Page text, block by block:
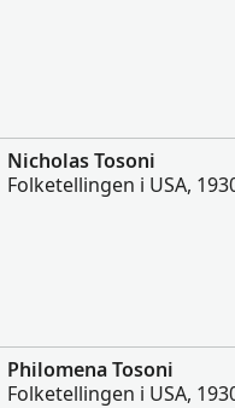
Nicholas Tosoni
Folketellingen i USA,
Philomena Tosoni
Folketellingen i USA,